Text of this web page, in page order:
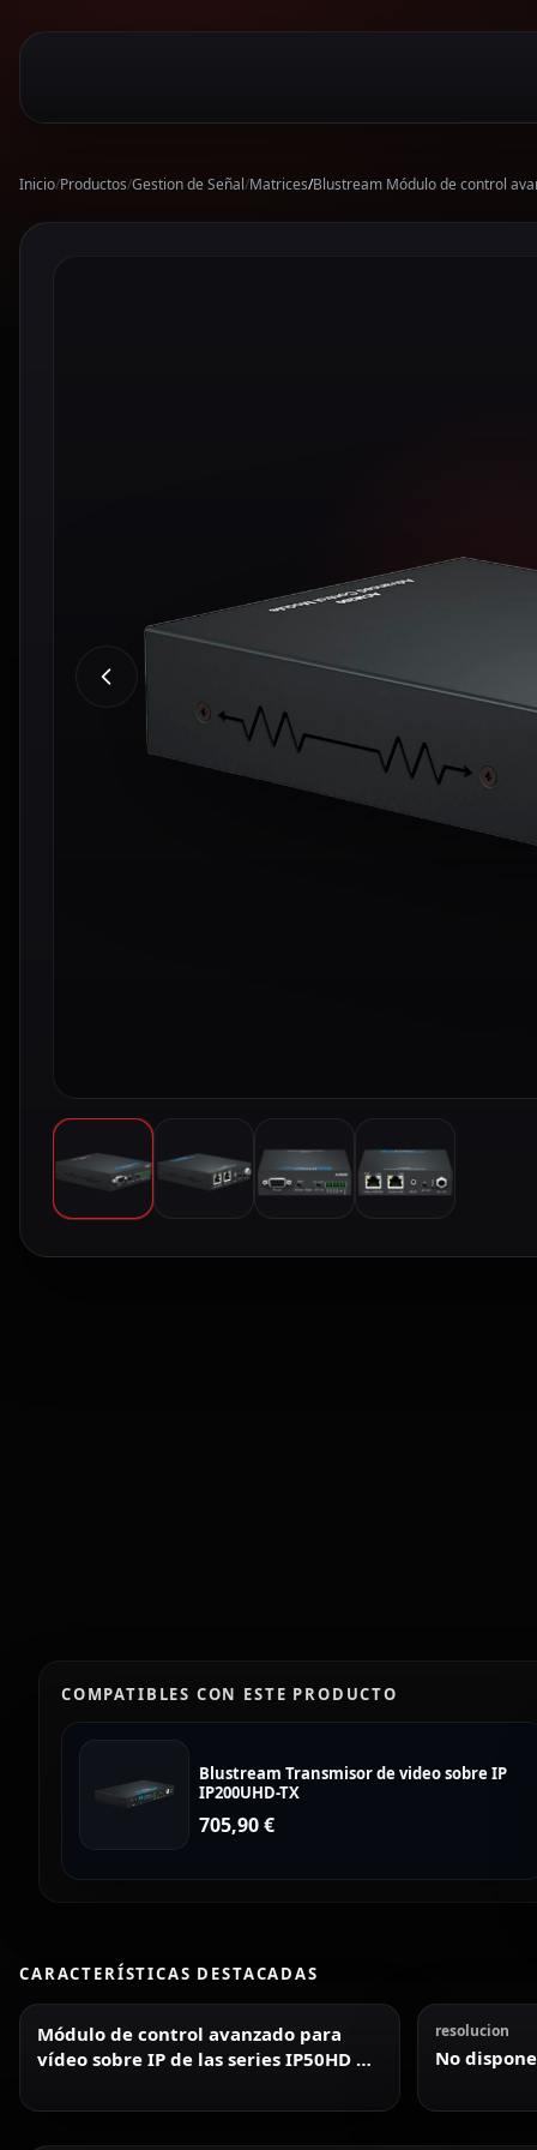
Inicio/Productos/Gestion de Señal/Matrices/Blustream Módulo de control
COMPATIBLES CON ESTE PRODUCTO
Blustream Transmisor de video sobre IP
IP200UHD-TX
705,90€
CARACTERÍSTICAS DESTACADAS
Módulo de control avanzado para
vídeo sobre IP de las series IP50HD e
resolucion
No dispone